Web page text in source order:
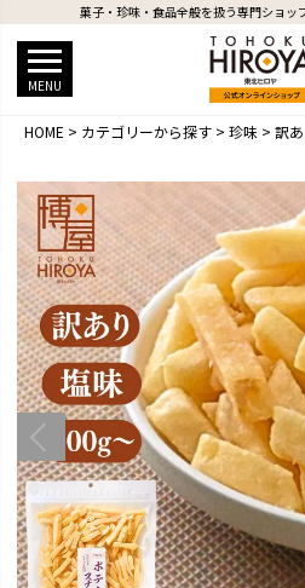
菓子・珍味・食品全般を扱う専門ショッ
MENU
HOME カテゴリーから探す 珍味 訳